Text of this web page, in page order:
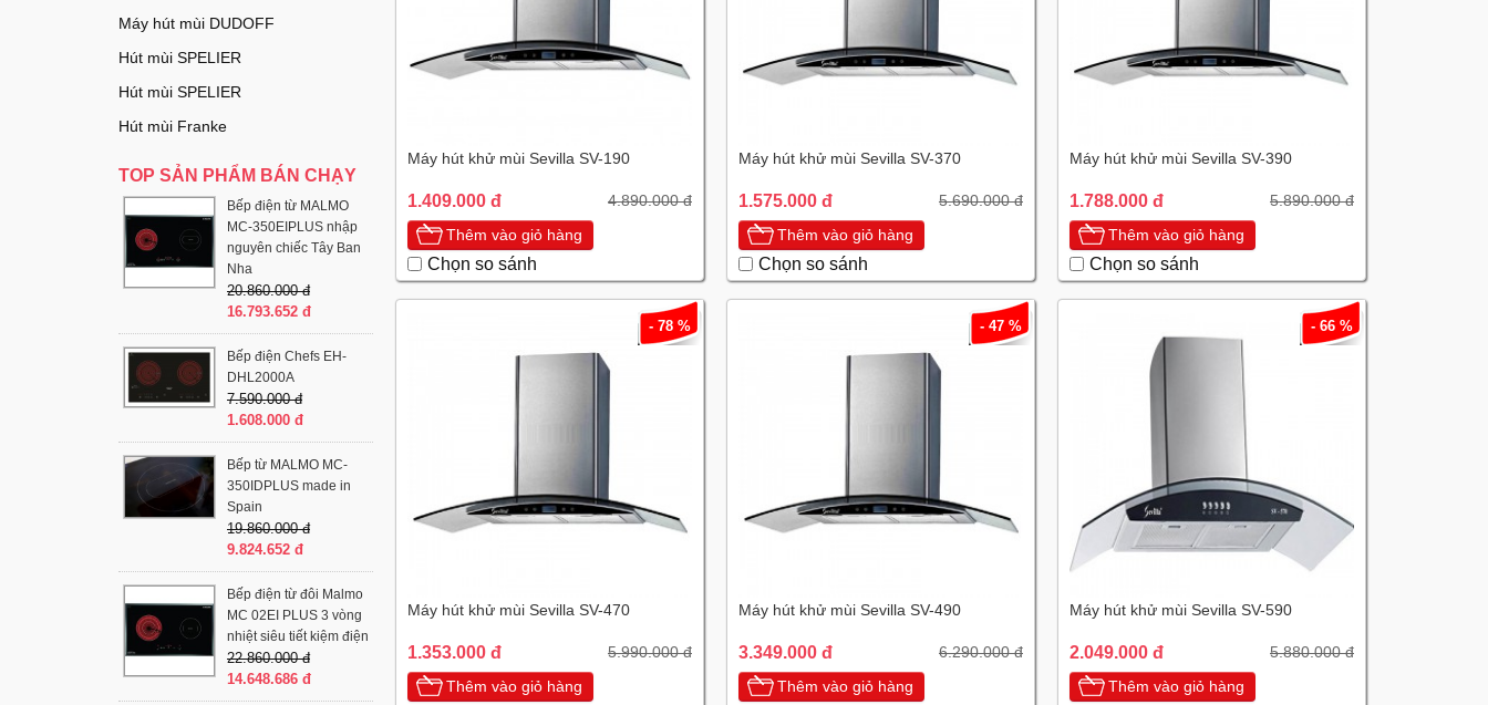
Máy hút khử mùi Sevilla SV-190
1.409.000 đ 4.890.000 đ
Thêm vào giỏ hàng
Chọn so sánh
Máy hút khử mùi Sevilla SV-370
1.575.000 đ 5.690.000 đ
Thêm vào giỏ hàng
Chọn so sánh
Máy hút khử mùi Sevilla SV-390
1.788.000 đ 5.890.000 đ
Thêm vào giỏ hàng
Chọn so sánh
- 78 %
Máy hút khử mùi Sevilla SV-470
1.353.000 đ 5.990.000 đ
Thêm vào giỏ hàng
- 47 %
Máy hút khử mùi Sevilla SV-490
3.349.000 đ 6.290.000 đ
Thêm vào giỏ hàng
- 66 %
Máy hút khử mùi Sevilla SV-590
2.049.000 đ 5.880.000 đ
Thêm vào giỏ hàng
Máy hút mùi DUDOFF
Hút mùi SPELIER
Hút mùi SPELIER
Hút mùi Franke
TOP SẢN PHẨM BÁN CHẠY
Bếp điện từ MALMO
MC-350EIPLUS nhập
nguyên chiếc Tây Ban
Nha
20.860.000 đ
16.793.652 đ
Bếp điện Chefs EH-
DHL2000A
7.590.000 đ
1.608.000 đ
Bếp từ MALMO MC-
350IDPLUS made in
Spain
19.860.000 đ
9.824.652 đ
Bếp điện từ đôi Malmo
MC 02EI PLUS 3 vòng
nhiệt siêu tiết kiệm điện
22.860.000 đ
14.648.686 đ